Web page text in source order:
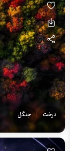
درخت جنگل